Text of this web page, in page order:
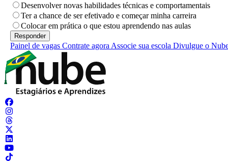
Desenvolver novas habilidades técnicas e comportamentais
Ter a chance de ser efetivado e começar minha carreira
Colocar em prática o que estou aprendendo nas aulas
Painel de vagas Contrate agora Associe sua escola Divulgue o